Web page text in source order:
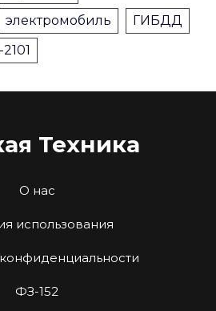
электромобиль
ГИБДД
Техника
О нас
использования
ФЗ-152